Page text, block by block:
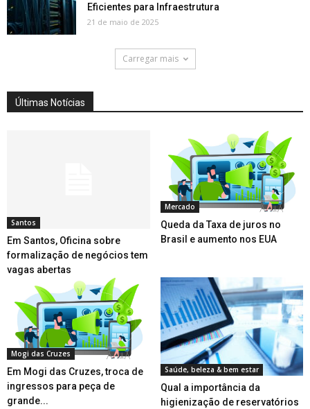
Eficientes para Infraestrutura
21 de maio de 2025
Carregar mais
Últimas Notícias
Santos
Em Santos, Oficina sobre
formalização de negócios tem
vagas abertas
Mercado
Queda da Taxa de juros no
Brasil e aumento nos EUA
Mogi das Cruzes
Em Mogi das Cruzes, troca de
ingressos para peça de
grande...
Saúde, beleza & bem estar
Qual a importância da
higienização de reservatórios